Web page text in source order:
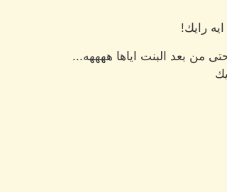
رايك!
من بعد البنت اياها ههههه...